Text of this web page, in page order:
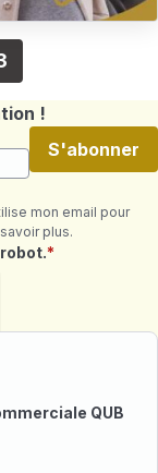
!
S'abonner
mon email pour
plus.
QUB